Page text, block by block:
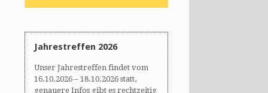
Jahrestreffen 2026
Unser Jahrestreffen findet vom
16.10.2026 – 18.10.2026 statt,
genauere Infos gibt es rechtzeitig